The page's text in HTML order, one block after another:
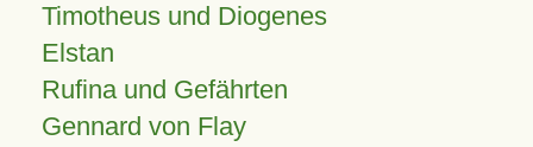
Timotheus und Diogenes
Elstan
Rufina und Gefährten
Gennard von Flay